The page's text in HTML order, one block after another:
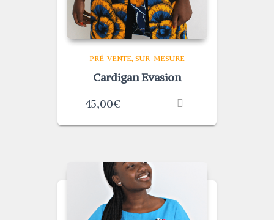
PRÉ-VENTE SUR-MESURE
Cardigan Evasion
45,00€